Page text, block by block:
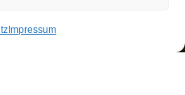
Impressum